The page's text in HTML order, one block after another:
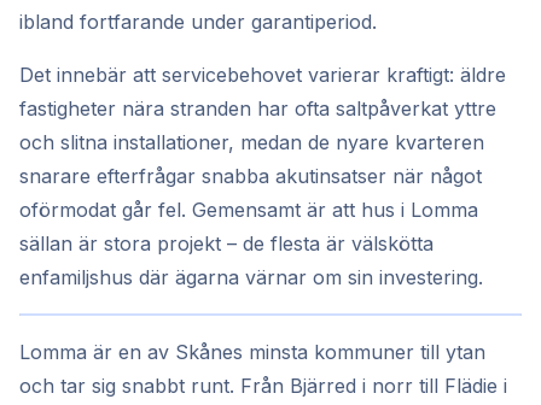
ibland fortfarande under garantiperiod.
Det innebär att servicebehovet varierar kraftigt: äldre
fastigheter nära stranden har ofta saltpåverkat yttre
och slitna installationer, medan de nyare kvarteren
snarare efterfrågar snabba akutinsatser när något
oförmodat går fel. Gemensamt är att hus i Lomma
sällan är stora projekt – de flesta är välskötta
enfamiljshus där ägarna värnar om sin investering.
Lomma är en av Skånes minsta kommuner till ytan
och tar sig snabbt runt. Från Bjärred i norr till Flädie i